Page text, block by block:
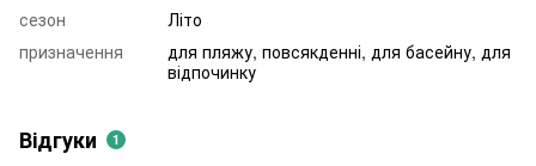
сезон
Літо
призначення
для пляжу, повсякденні, для басейну, для
відпочинку
Відгуки 1